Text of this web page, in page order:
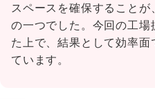
スペースを確保すること
の一つでした。今回の工場
た上で、結果として効率面
ています。